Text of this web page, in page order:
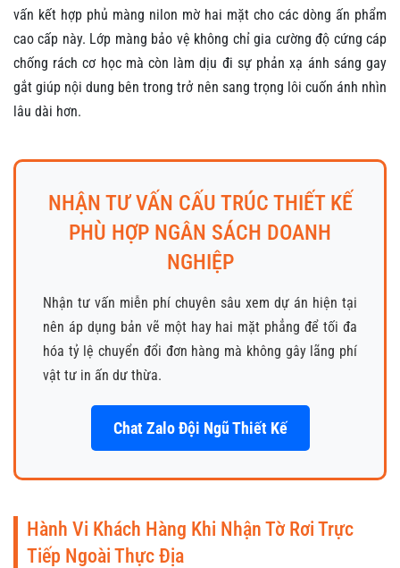
vấn kết hợp phủ màng nilon mờ hai mặt cho các dòng ấn phẩm
cao cấp này. Lớp màng bảo vệ không chỉ gia cường độ cứng cáp
chống rách cơ học mà còn làm dịu đi sự phản xạ ánh sáng gay
gắt giúp nội dung bên trong trở nên sang trọng lôi cuốn ánh nhìn
lâu dài hơn.
NHẬN TƯ VẤN CẤU TRÚC THIẾT KẾ
PHÙ HỢP NGÂN SÁCH DOANH
NGHIỆP
Nhận tư vấn miễn phí chuyên sâu xem dự án hiện tại
nên áp dụng bản vẽ một hay hai mặt phẳng để tối đa
hóa tỷ lệ chuyển đổi đơn hàng mà không gây lãng phí
vật tư in ấn dư thừa.
Chat Zalo Đội Ngũ Thiết Kế
Hành Vi Khách Hàng Khi Nhận Tờ Rơi Trực
Tiếp Ngoài Thực Địa